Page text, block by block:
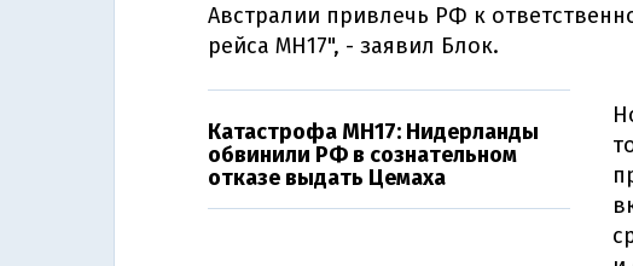
Австралии привлечь РФ к
рейса MH17", - заявил Блок.
Катастрофа MH17: Нидерланды
обвинили РФ в сознательном
отказе выдать Цемаха